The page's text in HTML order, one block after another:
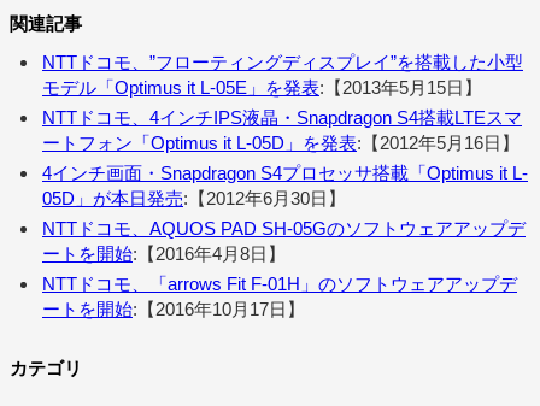
関連記事
NTTドコモ、”フローティングディスプレイ”を搭載した小型
モデル「Optimus it L-05E」を発表:【2013年5月15日】
NTTドコモ、4インチIPS液晶・Snapdragon S4搭載LTEスマ
ートフォン「Optimus it L-05D」を発表:【2012年5月16日】
4インチ画面・Snapdragon S4プロセッサ搭載「Optimus it L-
05D」が本日発売:【2012年6月30日】
NTTドコモ、AQUOS PAD SH-05Gのソフトウェアアップデ
ートを開始:【2016年4月8日】
NTTドコモ、「arrows Fit F-01H」のソフトウェアアップデ
ートを開始:【2016年10月17日】
カテゴリ